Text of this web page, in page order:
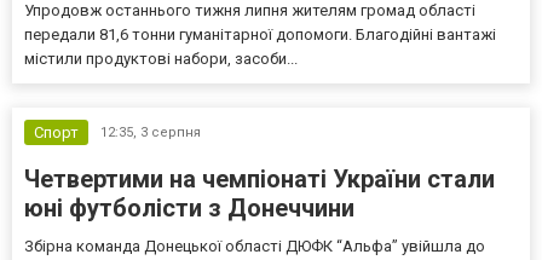
Упродовж останнього тижня липня жителям громад області
передали 81,6 тонни гуманітарної допомоги. Благодійні вантажі
містили продуктові набори, засоби...
Спорт 12:35, 3 серпня
Четвертими на чемпіонаті України стали
юні футболісти з Донеччини
Збірна команда Донецької області ДЮФК “Альфа” увійшла до